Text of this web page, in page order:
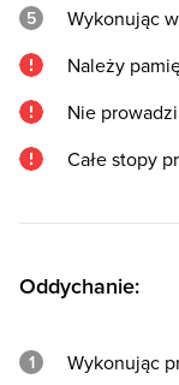
Wykonując
Należy
Nie
Całe stopy
Oddychanie:
Wykonując